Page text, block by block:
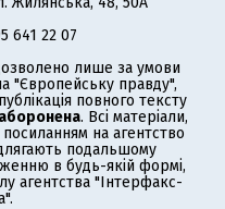
641 22 07
лише за умови
"Європейську правду",
повного тексту
. Всі матеріали,
посиланням на агентство
подальшому
в будь-якій формі,
агентства "Інтерфакс-